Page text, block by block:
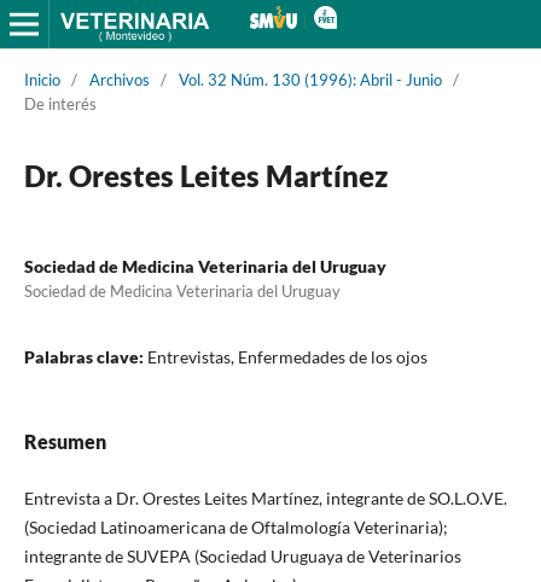
Inicio / Archivos / Vol. 32 Núm. 130 (1996): Abril - Junio /
De interés
Dr. Orestes Leites Martínez
Sociedad de Medicina Veterinaria del Uruguay
Sociedad de Medicina Veterinaria del Uruguay
Palabras clave: Entrevistas, Enfermedades de los ojos
Resumen
Entrevista a Dr. Orestes Leites Martínez, integrante de SO.L.O.VE.
(Sociedad Latinoamericana de Oftalmología Veterinaria);
integrante de SUVEPA (Sociedad Uruguaya de Veterinarios